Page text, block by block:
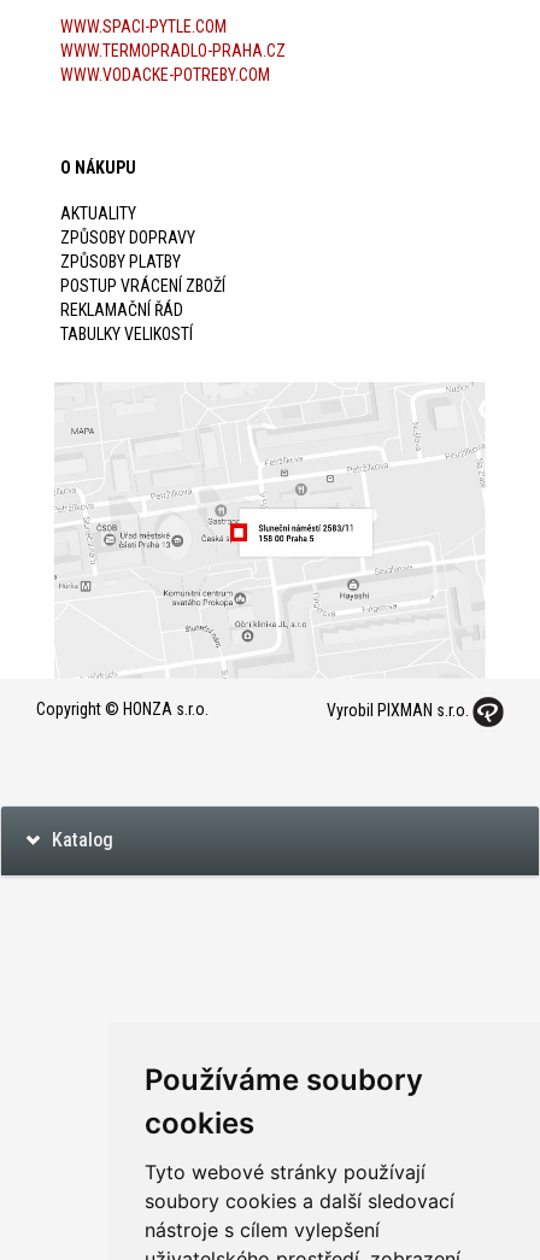
Používáme soubory
cookies
Tyto webové stránky používají
soubory cookies a další sledovací
nástroje s cílem vylepšení
WWW.SPACI-PYTLE.COM
WWW.TERMOPRADLO-PRAHA.CZ
WWW.VODACKE-POTREBY.COM
O NÁKUPU
AKTUALITY
ZPŮSOBY DOPRAVY
ZPŮSOBY PLATBY
POSTUP VRÁCENÍ ZBOŽÍ
REKLAMAČNÍ ŘÁD
TABULKY VELIKOSTÍ
Copyright © HONZA s.r.o. Vyrobil PIXMAN s.r.o.
Katalog